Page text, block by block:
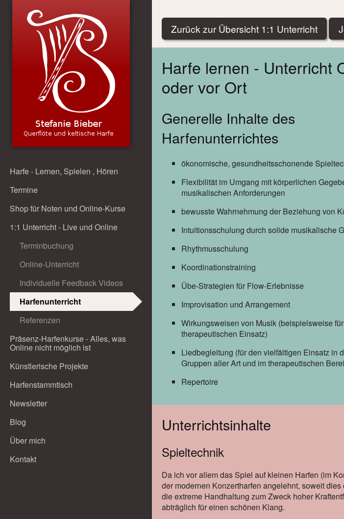
Harfe - Lernen, Spielen , Hören
Termine
Shop für Noten und Online-Kurse
1:1 Unterricht - Live und Online
Terminbuchung
Online-Unterricht
Individuelle Feedback Videos
Harfenunterricht
Referenzen
Präsenz-Harfenkurse - Alles, was
Online nicht möglich ist
Künstlerische Projekte
Harfenstammtisch
Newsletter
Blog
Über mich
Kontakt
Zurück zur Übersicht 1:1 Unterricht
Harfe lernen - Unterricht
oder vor Ort
Generelle Inhalte des
Harfenunterrichtes
ökonomische, gesundheitsschonende
Flexibilität im Umgang mit körperlichen
musikalischen Anforderungen
bewusste Wahrnehmung der Beziehung von
Intuitionsschulung durch solide musikalische
Rhythmusschulung
Koordinationstraining
Übe-Strategien für Flow-Erlebnisse
Improvisation und Arrangement
Wirkungsweisen von Musik (beispielsweise
therapeutischen Einsatz)
Liedbegleitung (für den vielfältigen Einsatz in
Gruppen aller Art und im therapeutischen
Repertoire
Unterrichtsinhalte
Spieltechnik
Da ich vor allem das Spiel auf kleinen Harfen (im
der modernen Konzertharfen angelehnt, soweit
die extreme Handhaltung zum Zweck hoher
abträglich für einen schönen Klang.